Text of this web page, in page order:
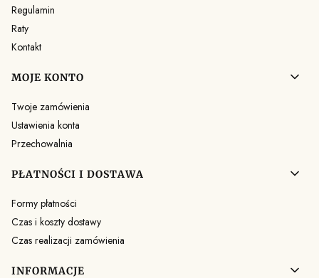
Regulamin
Raty
Kontakt
MOJE KONTO
Twoje zamówienia
Ustawienia konta
Przechowalnia
PŁATNOŚCI I DOSTAWA
Formy płatności
Czas i koszty dostawy
Czas realizacji zamówienia
INFORMACJE